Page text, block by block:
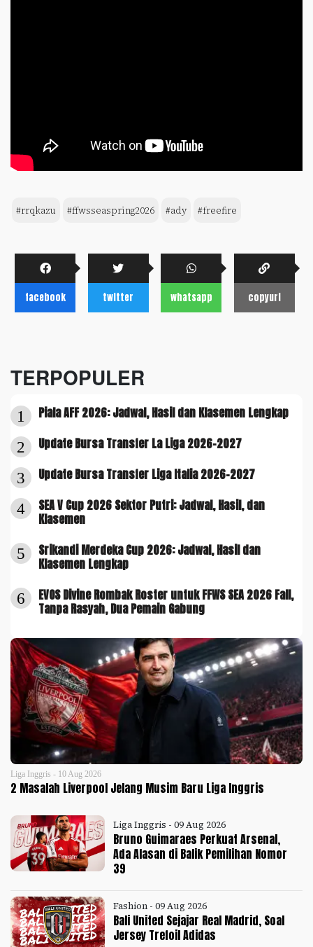
#rrqkazu #ffwsseaspring2026 #ady #freefire
facebook twitter whatsapp copyurl
TERPOPULER
1 Piala AFF 2026: Jadwal, Hasil dan Klasemen Lengkap
2 Update Bursa Transfer La Liga 2026-2027
3 Update Bursa Transfer Liga Italia 2026-2027
4
SEA V Cup 2026 Sektor Putri: Jadwal, Hasil, dan
Klasemen
5
Srikandi Merdeka Cup 2026: Jadwal, Hasil dan
Klasemen Lengkap
6
EVOS Divine Rombak Roster untuk FFWS SEA 2026 Fall,
Tanpa Rasyah, Dua Pemain Gabung
Liga Inggris - 10 Aug 2026
2 Masalah Liverpool Jelang Musim Baru Liga Inggris
Liga Inggris - 09 Aug 2026
Bruno Guimaraes Perkuat Arsenal,
Ada Alasan di Balik Pemilihan Nomor
39
Fashion - 09 Aug 2026
Bali United Sejajar Real Madrid, Soal
Jersey Trefoil Adidas